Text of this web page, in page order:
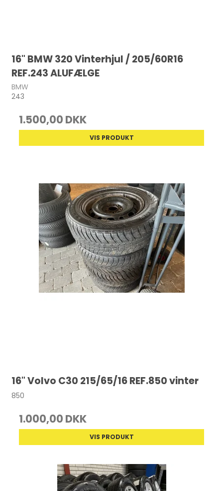
16" BMW 320 Vinterhjul / 205/60R16
REF.243 ALUFÆLGE
BMW
243
1.500,00 DKK
VIS PRODUKT
16" Volvo C30 215/65/16 REF.850 vinter
850
1.000,00 DKK
VIS PRODUKT